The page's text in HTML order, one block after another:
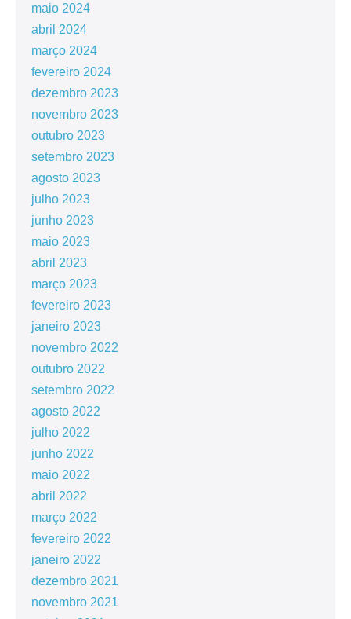
maio 2024
abril 2024
março 2024
fevereiro 2024
dezembro 2023
novembro 2023
outubro 2023
setembro 2023
agosto 2023
julho 2023
junho 2023
maio 2023
abril 2023
março 2023
fevereiro 2023
janeiro 2023
novembro 2022
outubro 2022
setembro 2022
agosto 2022
julho 2022
junho 2022
maio 2022
abril 2022
março 2022
fevereiro 2022
janeiro 2022
dezembro 2021
novembro 2021